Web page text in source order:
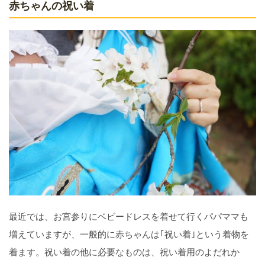
赤ちゃんの祝い着
最近では、お宮参りにベビードレスを着せて行くパパママも
増えていますが、一般的に赤ちゃんは｢祝い着｣という着物を
着ます。祝い着の他に必要なものは、祝い着用のよだれか